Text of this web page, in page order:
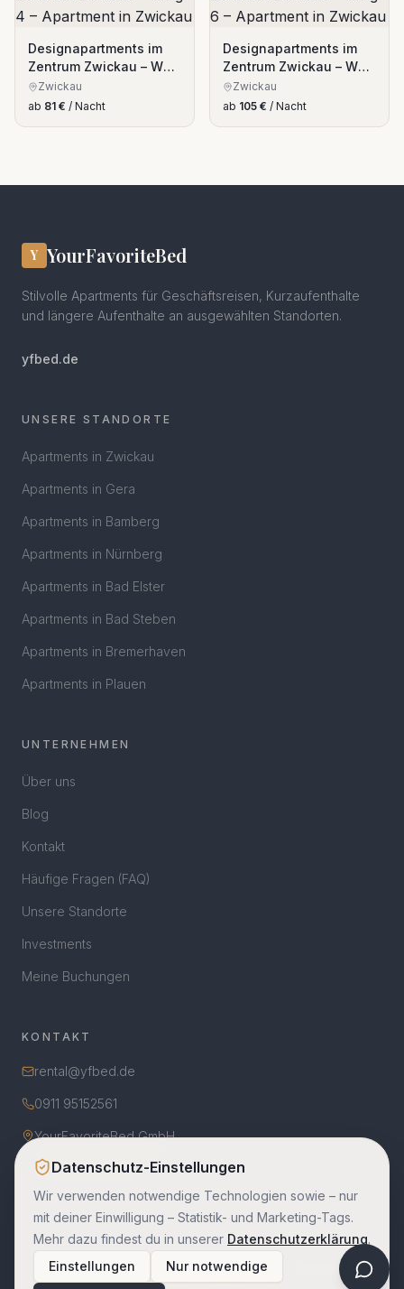
Designapartments im
Zentrum Zwickau – Whg
4Zwickau
ab 81 € / Nacht
Designapartments im
Zentrum Zwickau – Whg
6 Zwickau
ab 105 € / Nacht
Y YourFavoriteBed
Stilvolle Apartments für Geschäftsreisen, Kurzaufenthalte
und längere Aufenthalte an ausgewählten Standorten.
yfbed.de
UNSERE STANDORTE
Apartments in Zwickau
Apartments in Gera
Apartments in Bamberg
Apartments in Nürnberg
Apartments in Bad Elster
Apartments in Bad Steben
Apartments in Bremerhaven
Apartments in Plauen
UNTERNEHMEN
Über uns
Blog
Kontakt
Häufige Fragen (FAQ)
Unsere Standorte
Investments
Meine Buchungen
KONTAKT
rental@yfbed.de
0911 95152561
YourFavoriteBed GmbH
90480 Nürnberg
© 2026 YourFavoriteBed GmbH. Alle Rechte vorbehalten.
ImpressumDatenschutzAGB
Datenschutz-Einstellungen
Wir verwenden notwendige Technologien sowie – nur
mit deiner Einwilligung – Statistik- und Marketing-Tags.
Mehr dazu findest du in unserer Datenschutzerklärung.
Einstellungen
Nur notwendige